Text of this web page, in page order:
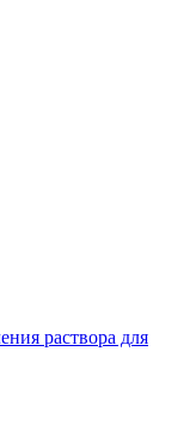
раствора для